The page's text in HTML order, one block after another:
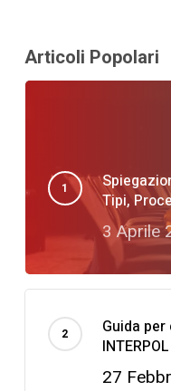
Articoli Popolari
Tipi,
3 Aprile
Guida
INTERPOL
27